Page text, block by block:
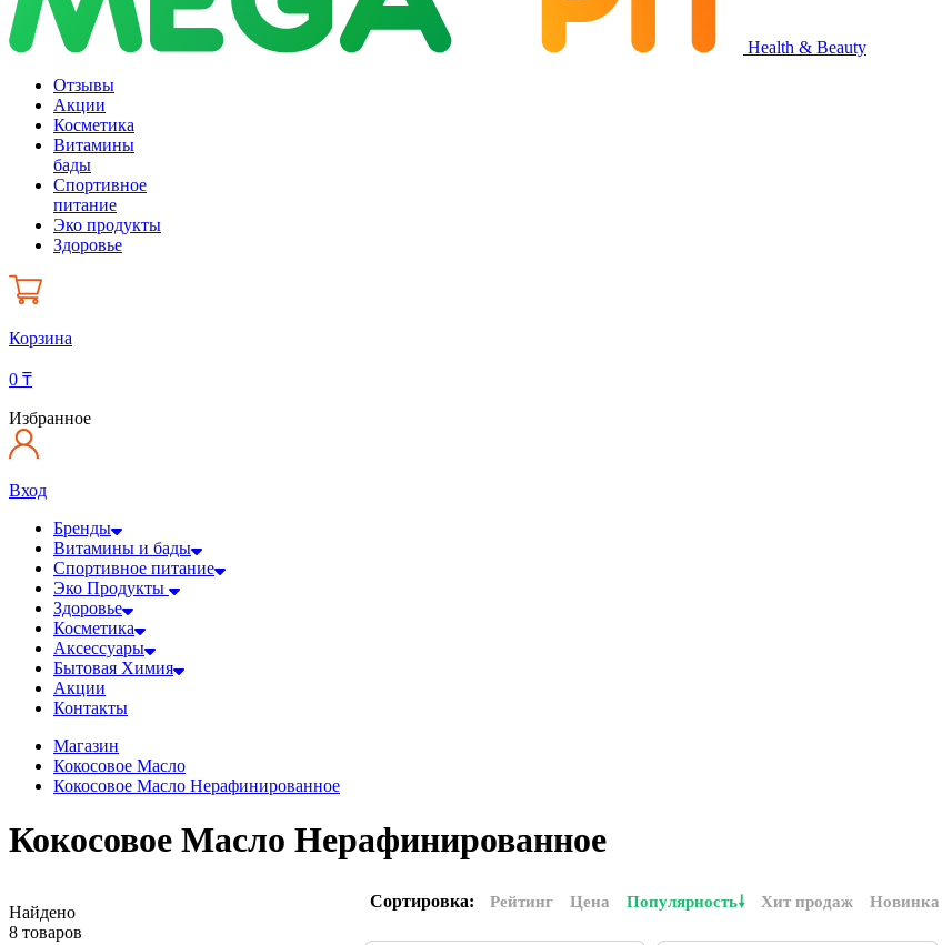
Health & Beauty
Отзывы
Акции
Косметика
Витамины
бады
Спортивное
питание
Эко продукты
Здоровье
Корзина
0 ₸
Избранное
Вход
Бренды
Витамины и бады
Спортивное питание
Эко Продукты
Здоровье
Косметика
Аксессуары
Бытовая Химия
Акции
Контакты
Магазин
Кокосовое Масло
Кокосовое Масло Нерафинированное
Кокосовое Масло Нерафинированное
Сортировка: Рейтинг Цена Популярность Хит продаж Новинка
Найдено
8 товаров